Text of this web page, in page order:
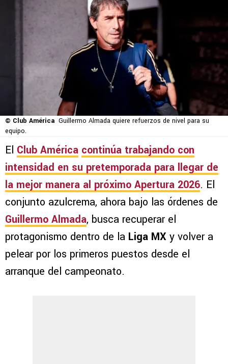
© Club América Guillermo Almada quiere refuerzos de nivel para su
equipo.
El Club América continúa trabajando con
intensidad en su pretemporada para llegar de
la mejor manera al próximo Apertura 2026. El
conjunto azulcrema, ahora bajo las órdenes de
Guillermo Almada, busca recuperar el
protagonismo dentro de la Liga MX y volver a
pelear por los primeros puestos desde el
arranque del campeonato.